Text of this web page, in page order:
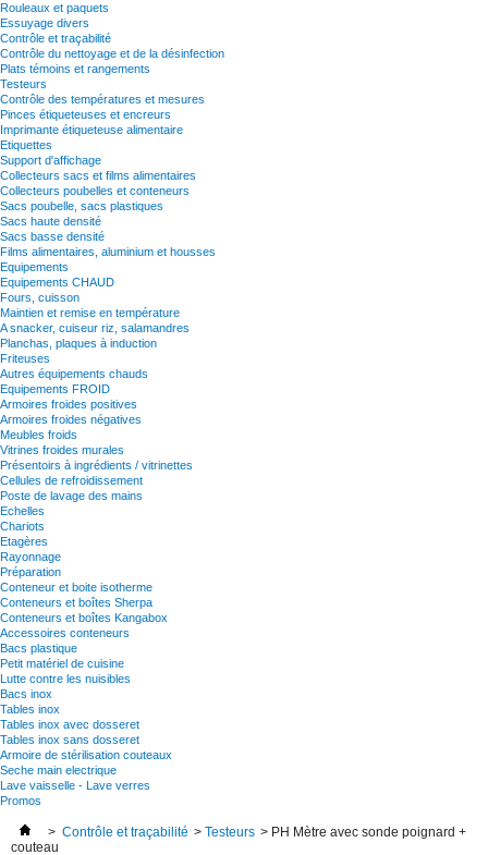
Rouleaux et paquets
Essuyage divers
Contrôle et traçabilité
Contrôle du nettoyage et de la désinfection
Plats témoins et rangements
Testeurs
Contrôle des températures et mesures
Pinces étiqueteuses et encreurs
Imprimante étiqueteuse alimentaire
Etiquettes
Support d'affichage
Collecteurs sacs et films alimentaires
Collecteurs poubelles et conteneurs
Sacs poubelle, sacs plastiques
Sacs haute densité
Sacs basse densité
Films alimentaires, aluminium et housses
Equipements
Equipements CHAUD
Fours, cuisson
Maintien et remise en température
A snacker, cuiseur riz, salamandres
Planchas, plaques à induction
Friteuses
Autres équipements chauds
Equipements FROID
Armoires froides positives
Armoires froides négatives
Meubles froids
Vitrines froides murales
Présentoirs à ingrédients / vitrinettes
Cellules de refroidissement
Poste de lavage des mains
Echelles
Chariots
Etagères
Rayonnage
Préparation
Conteneur et boite isotherme
Conteneurs et boîtes Sherpa
Conteneurs et boîtes Kangabox
Accessoires conteneurs
Bacs plastique
Petit matériel de cuisine
Lutte contre les nuisibles
Bacs inox
Tables inox
Tables inox avec dosseret
Tables inox sans dosseret
Armoire de stérilisation couteaux
Seche main electrique
Lave vaisselle - Lave verres
Promos
> Contrôle et traçabilité > Testeurs > PH Mètre avec sonde poignard +
couteau